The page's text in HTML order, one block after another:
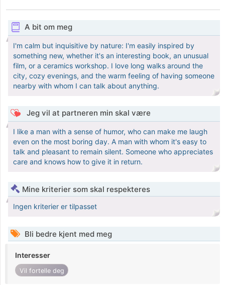
A bit om meg
I'm calm but inquisitive by nature: I'm easily inspired by
something new, whether it's an interesting book, an unusual
film, or a ceramics workshop. I love long walks around the
city, cozy evenings, and the warm feeling of having someone
nearby with whom I can talk about anything.
Jeg vil at partneren min skal være
I like a man with a sense of humor, who can make me laugh
even on the most boring day. A man with whom it's easy to
talk and pleasant to remain silent. Someone who appreciates
care and knows how to give it in return.
Mine kriterier som skal respekteres
Ingen kriterier er tilpasset
Bli bedre kjent med meg
Interesser
Vil fortelle deg